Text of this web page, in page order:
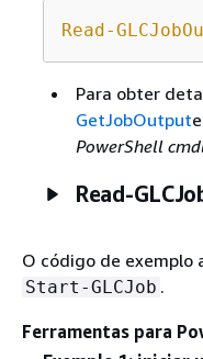
Read-
Para obter
GetJobOutput
PowerShell
Read-
O código de exemplo
Start-GLCJob .
Ferramentas para